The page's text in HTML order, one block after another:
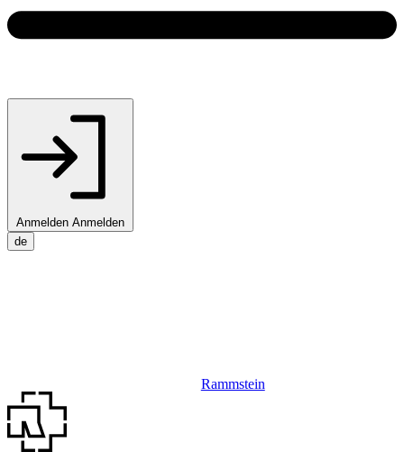
Anmelden Anmelden
de
Rammstein